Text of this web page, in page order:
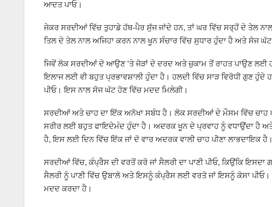
ਆਦਤ ਪਾਓ।
ਜੇਕਰ ਸਰਦੀਆਂ ਵਿੱਚ ਤੁਹਾਡੇ ਹੱਥ-ਪੈਰ ਸੁੱਜ ਜਾਂਦੇ ਹਨ, ਤਾਂ ਘਰ ਵਿੱਚ ਸਰ੍ਹੋਂ ਦੇ ਤੇਲ
ਤਿਲ ਦੇ ਤੇਲ ਨਾਲ ਅਜਿਹਾ ਕਰਨ ਨਾਲ ਖੂਨ ਸੰਚਾਰ ਵਿੱਚ ਸੁਧਾਰ ਹੁੰਦਾ ਹੈ ਅਤੇ ਸੋਜ ਘੱਟ
ਜਿਵੇਂ ਲੋਕ ਸਰਦੀਆਂ ਦੇ ਆਉਣ ‘ਤੇ ਜੋੜਾਂ ਦੇ ਦਰਦ ਅਤੇ ਜ਼ੁਕਾਮ ਤੋਂ ਰਾਹਤ ਪਾਉਣ ਲਈ
ਇਲਾਜ ਲਈ ਵੀ ਬਹੁਤ ਪ੍ਰਭਾਵਸ਼ਾਲੀ ਹੁੰਦਾ ਹੈ। ਹਲਦੀ ਵਿੱਚ ਸਾੜ ਵਿਰੋਧੀ ਗੁਣ
ਪੀਓ। ਇਸ ਨਾਲ ਸੋਜ ਘੱਟ ਹੋਣ ਵਿੱਚ ਮਦਦ ਮਿਲੇਗੀ।
ਸਰਦੀਆਂ ਅਤੇ ਚਾਹ ਦਾ ਇੱਕ ਅਨੋਖਾ ਸਬੰਧ ਹੈ। ਲੋਕ ਸਰਦੀਆਂ ਦੇ ਮੌਸਮ ਵਿੱਚ ਚਾਹ
ਸਰੀਰ ਲਈ ਬਹੁਤ ਫਾਇਦੇਮੰਦ ਹੁੰਦਾ ਹੈ। ਅਦਰਕ ਖੂਨ ਦੇ ਪ੍ਰਵਾਹ ਨੂੰ ਵਧਾਉਂਦਾ ਹੈ
ਹੈ, ਇਸ ਲਈ ਦਿਨ ਵਿੱਚ ਇੱਕ ਜਾਂ ਦੋ ਵਾਰ ਅਦਰਕ ਵਾਲੀ ਚਾਹ ਪੀਣਾ ਲਾਭਦਾਇਕ ਹੈ।
ਸਰਦੀਆਂ ਵਿੱਚ, ਕੰਪ੍ਰੈਸ ਦੀ ਵਰਤੋਂ ਕਰੋ ਜਾਂ ਸੈਲਰੀ ਦਾ ਪਾਣੀ ਪੀਓ, ਕਿਉਂਕਿ ਇਸਦਾ
ਸੈਲਰੀ ਨੂੰ ਪਾਣੀ ਵਿੱਚ ਉਬਾਲੋ ਅਤੇ ਇਸਨੂੰ ਕੰਪ੍ਰੈਸ ਲਈ ਵਰਤੋ ਜਾਂ ਇਸਨੂੰ ਕੋਸਾ
ਮਦਦ ਕਰਦਾ ਹੈ।